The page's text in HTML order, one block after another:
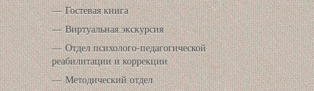
Гостевая книга
Виртуальная экскурсия
Отдел психолого-педагогической
реабилитации и коррекции
Методический отдел